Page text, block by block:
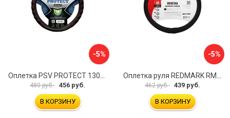
-5%
Оплетка PSV PROTECT 130503
480 руб. 456 руб.
В КОРЗИНУ
-5%
Оплетка руля REDMARK RM78002
462 руб. 439 руб.
В КОРЗИНУ